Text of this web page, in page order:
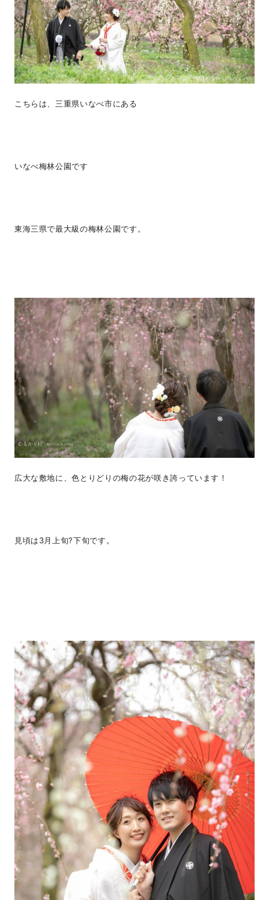
こちらは、三重県いなべ市にある
いなべ梅林公園です
東海三県で最大級の梅林公園です。
広大な敷地に、色とりどりの梅の花が咲き誇っています！
見頃は3月上旬?下旬です。